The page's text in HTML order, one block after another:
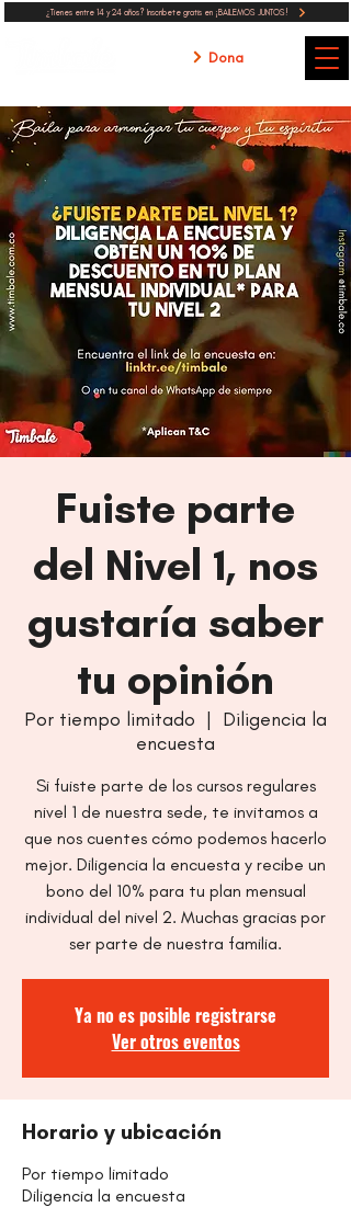
¿Tienes entre 14 y 24 años? Inscribete gratis en ¡BAILEMOS JUNTOS!
Dona
Fuiste parte
del Nivel 1, nos
gustaría saber
tu opinión
Por tiempo limitado
  |
Diligencia la
encuesta
Si fuiste parte de los cursos regulares
nivel 1 de nuestra sede, te invitamos a
que nos cuentes cómo podemos hacerlo
mejor. Diligencia la encuesta y recibe un
bono del 10% para tu plan mensual
individual del nivel 2. Muchas gracias por
ser parte de nuestra familia.
Ya no es posible registrarse
Ver otros eventos
Horario y ubicación
Por tiempo limitado
Diligencia la encuesta